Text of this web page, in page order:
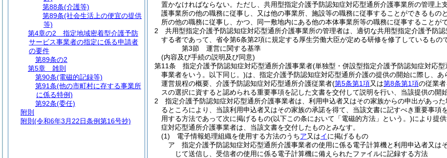
置かなければならない。 ただし、共用型指定介護予防認知症対応型通所介護事業所の管理
護事業所の他の職務に従事し、又は他の事業所、施設等の職務に従事することができるも
所の他の職務に従事し、かつ、同一敷地内にある他の本体事業所等の職務に従事することが
2
共用型指定介護予防認知症対応型通所介護事業所の管理者は、適切な共用型指定介護予防
する者であって、省令第6条第2項に規定する厚生労働大臣が定める研修を修了しているもの
第3節
運営に関する基準
(内容及び手続の説明及び同意)
第11条
指定介護予防認知症対応型通所介護事業者(単独型・併設型指定介護予防認知症対応
事業者をいう。以下同じ。)は、指定介護予防認知症対応型通所介護の提供の開始に際し、あ
運営規程の概要、介護予防認知症対応型通所介護従業者(第5条第1項又は第8条第1項の従業
スの選択に資すると認められる重要事項を記した文書を交付して説明を行い、当該提供の開
2
指定介護予防認知症対応型通所介護事業者は、利用申込者又はその家族からの申出があった
るところにより、当該利用申込者又はその家族の承諾を得て、当該文書に記すべき重要事項
用する方法であって次に掲げるもの(以下この条において「電磁的方法」という。)により提
症対応型通所介護事業者は、当該文書を交付したものとみなす。
(1)
電子情報処理組織を使用する方法のうちア又はイに掲げるもの
ア
指定介護予防認知症対応型通所介護事業者の使用に係る電子計算機と利用申込者又
じて送信し、受信者の使用に係る電子計算機に備えられたファイルに記録する方法
第88条(介護等)
第89条(社会生活上の便宜の提供
等)
第4章の2
指定地域密着型介護予防
サービス事業者の指定に係る申請者
の要件
第89条の2
第5章
雑則
第90条(電磁的記録等)
第91条(他の市町村に存する事業所
に係る特例)
第92条(委任)
附則
附則 (令和6年3月22日条例第16号抄)